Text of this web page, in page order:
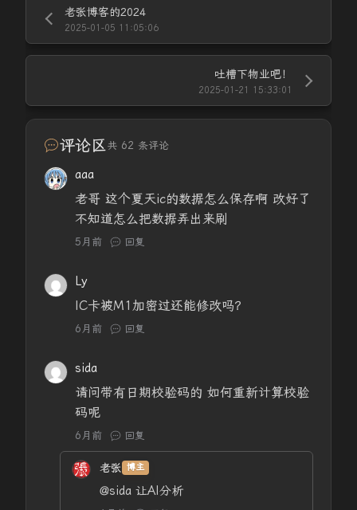
老张博客的2024
2025-01-05 11:05:06
吐槽下物业吧！
2025-01-21 15:33:01
评论区共 62 条评论
aaa
老哥 这个夏天ic的数据怎么保存啊 改好了
不知道怎么把数据弄出来刷
5月前 回复
Ly
IC卡被M1加密过还能修改吗？
6月前 回复
sida
请问带有日期校验码的 如何重新计算校验
码呢
6月前 回复
老张 博主
@sida 让AI分析